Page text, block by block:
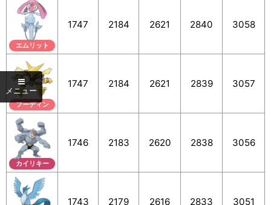
エムリット
1747 2184 2621 2840 3058
フーディン
1747 2184 2621 2839 3057
カイリキー
1746 2183 2620 2838 3056
1743 2179 2616 2833 3051